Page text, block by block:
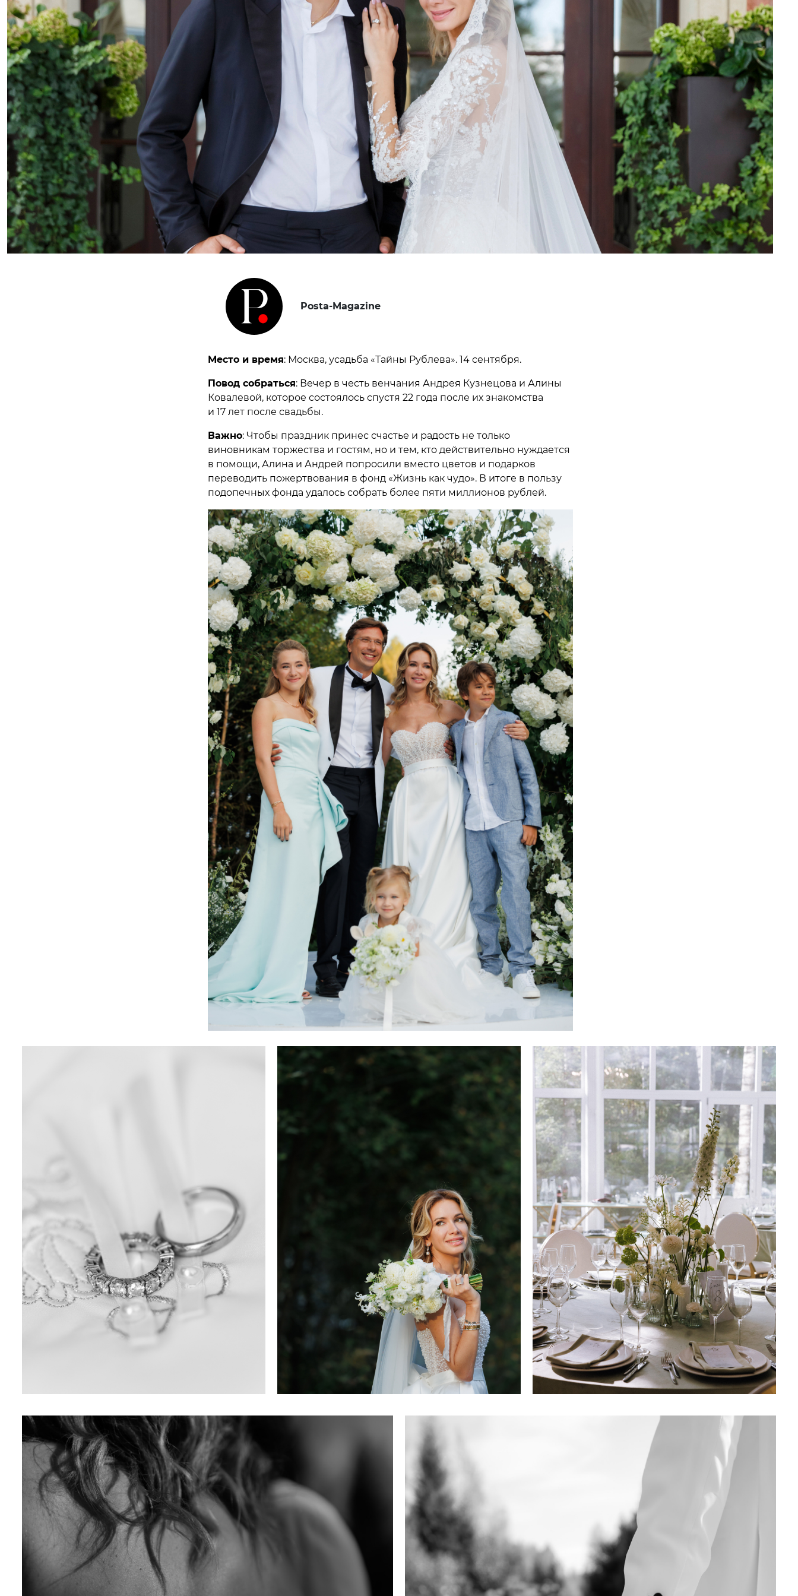
Posta-Magazine
Место и время: Москва, усадьба «Тайны Рублева». 14 сентября.
Повод собраться: Вечер в честь венчания Андрея Кузнецова и Алины
Ковалевой, которое состоялось спустя 22 года после их знакомства
и 17 лет после свадьбы.
Важно: Чтобы праздник принес счастье и радость не только
виновникам торжества и гостям, но и тем, кто действительно нуждается
в помощи, Алина и Андрей попросили вместо цветов и подарков
переводить пожертвования в фонд «Жизнь как чудо». В итоге в пользу
подопечных фонда удалось собрать более пяти миллионов рублей.